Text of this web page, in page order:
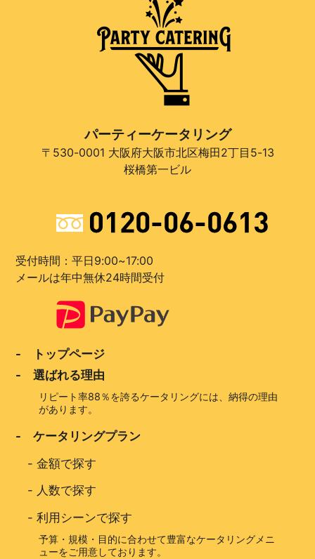
パーティーケータリング
〒530-0001 大阪府大阪市北区梅田2丁目5-13
桜橋第一ビル
受付時間：平日9:00~17:00
メールは年中無休24時間受付
- トップページ
- 選ばれる理由
リピート率88％を誇るケータリングには、納得の理由
があります。
- ケータリングプラン
-金額で探す
- 人数で探す
-利用シーンで探す
予算・規模・目的に合わせて豊富なケータリングメニ
ューをご用意しております。